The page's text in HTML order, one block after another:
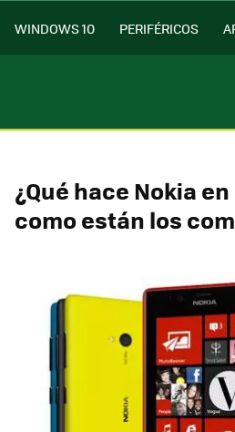
WINDOWS 10 PERIFÉRICOS
¿Qué hace Nokia
como están los